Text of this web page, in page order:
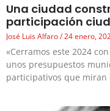
Una ciudad
participación
José Luis Alfaro 24 enero,
«Cerramos este 2024
unos presupuestos
participativos que miran